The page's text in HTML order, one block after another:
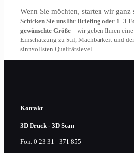
Wenn Sie möchten, starten wir ganz
Schicken Sie uns Ihr Briefing oder 1–3
gewünschte Größe – wir geben Ihnen
Einschätzung zu Stil, Machbarkeit und
sinnvollsten Qualitätslevel.
Kontakt
3D Druck - 3D Scan
Fon: 0 23 31 - 371 855